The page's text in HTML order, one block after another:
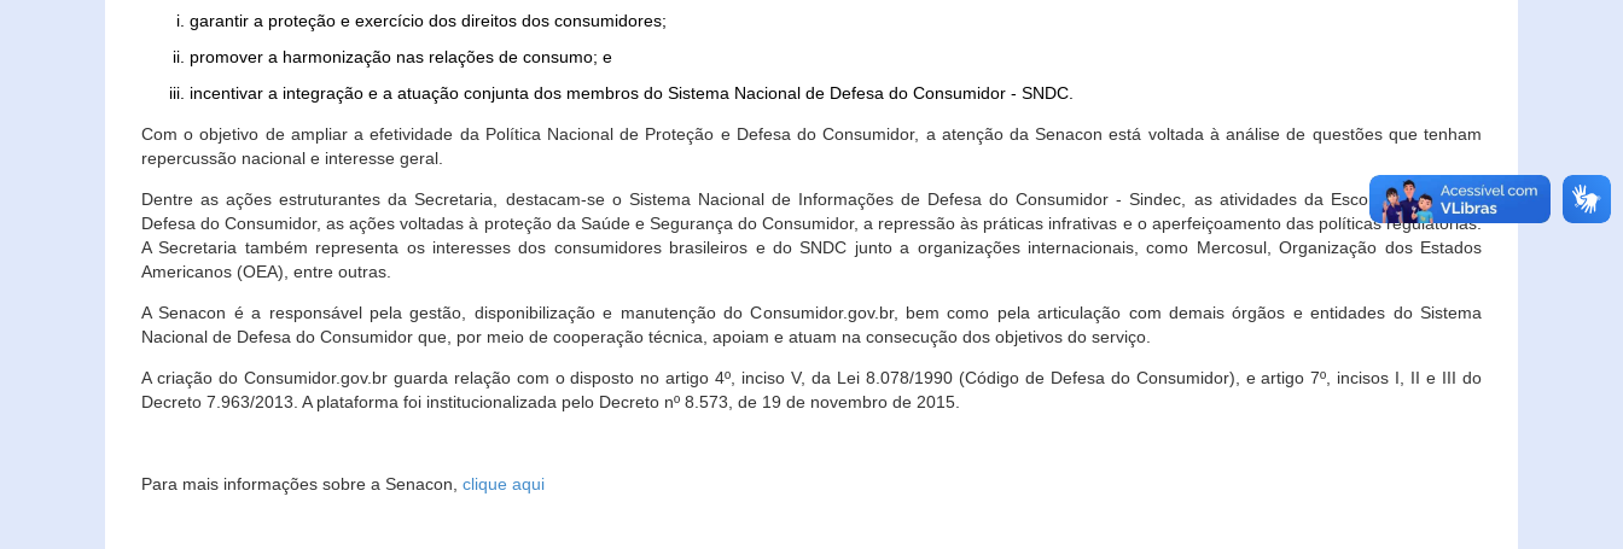
garantir a proteção e exercício dos direitos dos consumidores;
promover a harmonização nas relações de consumo; e
incentivar a integração e a atuação conjunta dos membros do Sistema Nacional de Defesa do Consumidor - SNDC.
Com o objetivo de ampliar a efetividade da Política Nacional de Proteção e Defesa do Consumidor, a atenção da Senacon está voltada à análise de questões que tenham
repercussão nacional e interesse geral.
Dentre as ações estruturantes da Secretaria, destacam-se o Sistema Nacional de Informações de Defesa do Consumidor - Sindec, as atividades da Escola Nacional de
Defesa do Consumidor, as ações voltadas à proteção da Saúde e Segurança do Consumidor, a repressão às práticas infrativas e o aperfeiçoamento das políticas regulatórias.
A Secretaria também representa os interesses dos consumidores brasileiros e do SNDC junto a organizações internacionais, como Mercosul, Organização dos Estados
Americanos (OEA), entre outras.
A Senacon é a responsável pela gestão, disponibilização e manutenção do Consumidor.gov.br, bem como pela articulação com demais órgãos e entidades do Sistema
Nacional de Defesa do Consumidor que, por meio de cooperação técnica, apoiam e atuam na consecução dos objetivos do serviço.
A criação do Consumidor.gov.br guarda relação com o disposto no artigo 4º, inciso V, da Lei 8.078/1990 (Código de Defesa do Consumidor), e artigo 7º, incisos I, II e III do
Decreto 7.963/2013. A plataforma foi institucionalizada pelo Decreto nº 8.573, de 19 de novembro de 2015.
Para mais informações sobre a Senacon, clique aqui